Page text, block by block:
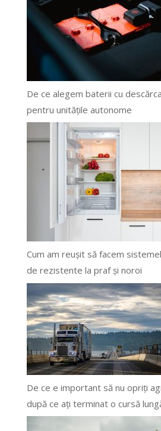
De ce alegem baterii cu
pentru unitățile autonome
Cum am reușit să facem
de rezistente la praf și noroi
De ce e important să nu opriți
după ce ați terminat o cursă